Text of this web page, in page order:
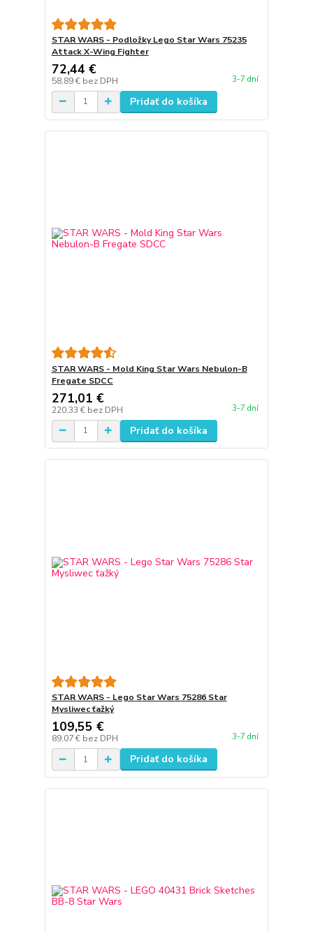
STAR WARS - Podložky Lego Star Wars 75235
Attack X-Wing Fighter
72,44 €
58,89 € bez DPH 3-7 dní
Pridať do košíka
STAR WARS - Mold King Star Wars Nebulon-B
Fregate SDCC
271,01 €
220,33 € bez DPH 3-7 dní
Pridať do košíka
STAR WARS - Lego Star Wars 75286 Star
Mysliwec ťažký
109,55 €
89,07 € bez DPH 3-7 dní
Pridať do košíka